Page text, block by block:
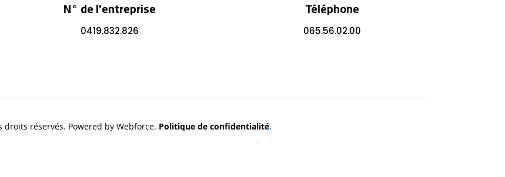
N° de l'entreprise
0419.832.826
Téléphone
065.56.02.00
droits réservés. Powered by Webforce. Politique de confidentialité.